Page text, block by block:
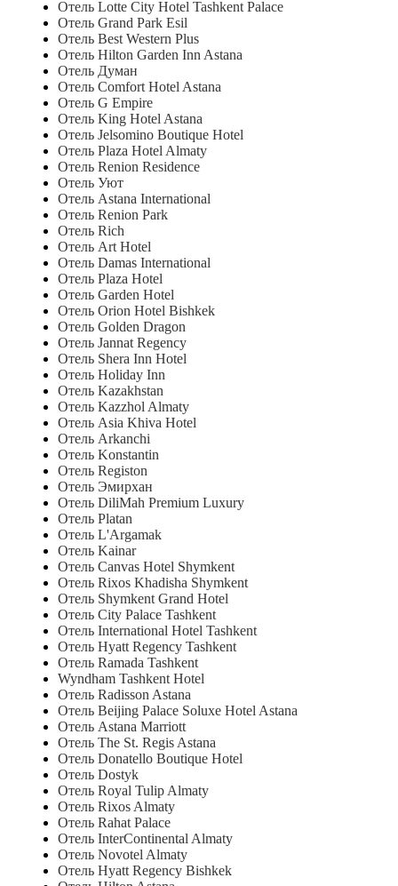
Отель Lotte City Hotel Tashkent Palace
Отель Grand Park Esil
Отель Best Western Plus
Отель Hilton Garden Inn Astana
Отель Думан
Отель Comfort Hotel Astana
Отель G Empire
Отель King Hotel Astana
Отель Jelsomino Boutique Hotel
Отель Plaza Hotel Almaty
Отель Renion Residence
Отель Уют
Отель Astana International
Отель Renion Park
Отель Rich
Отель Art Hotel
Отель Damas International
Отель Plaza Hotel
Отель Garden Hotel
Отель Orion Hotel Bishkek
Отель Golden Dragon
Отель Jannat Regency
Отель Shera Inn Hotel
Отель Holiday Inn
Отель Kazakhstan
Отель Kazzhol Almaty
Отель Asia Khiva Hotel
Отель Arkanchi
Отель Konstantin
Отель Registon
Отель Эмирхан
Отель DiliMah Premium Luxury
Отель Platan
Отель L'Argamak
Отель Kainar
Отель Canvas Hotel Shymkent
Отель Rixos Khadisha Shymkent
Отель Shymkent Grand Hotel
Отель City Palace Tashkent
Отель International Hotel Tashkent
Отель Hyatt Regency Tashkent
Отель Ramada Tashkent
Wyndham Tashkent Hotel
Отель Radisson Astana
Отель Beijing Palace Soluxe Hotel Astana
Отель Astana Marriott
Отель The St. Regis Astana
Отель Donatello Boutique Hotel
Отель Dostyk
Отель Royal Tulip Almaty
Отель Rixos Almaty
Отель Rahat Palace
Отель InterContinental Almaty
Отель Novotel Almaty
Отель Hyatt Regency Bishkek